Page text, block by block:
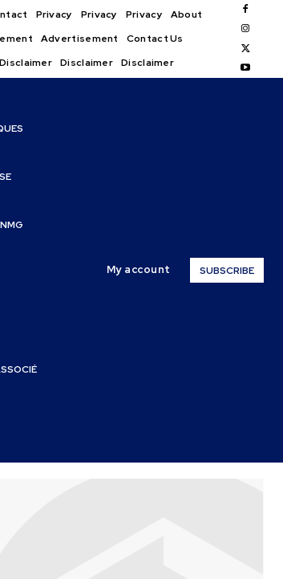
Privacy Privacy Privacy
About
Advertisement
Contact Us
Disclaimer Disclaimer Disclaimer
My account SUBSCRIBE